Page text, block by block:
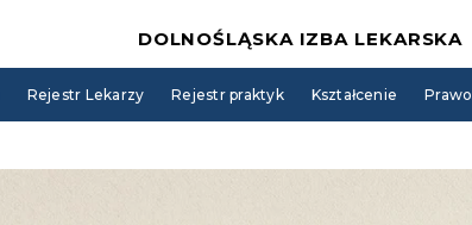
DOLNOŚLĄSKA IZBA LEKARSKA
Rejestr Lekarzy Rejestr praktyk Kształcenie Prawo